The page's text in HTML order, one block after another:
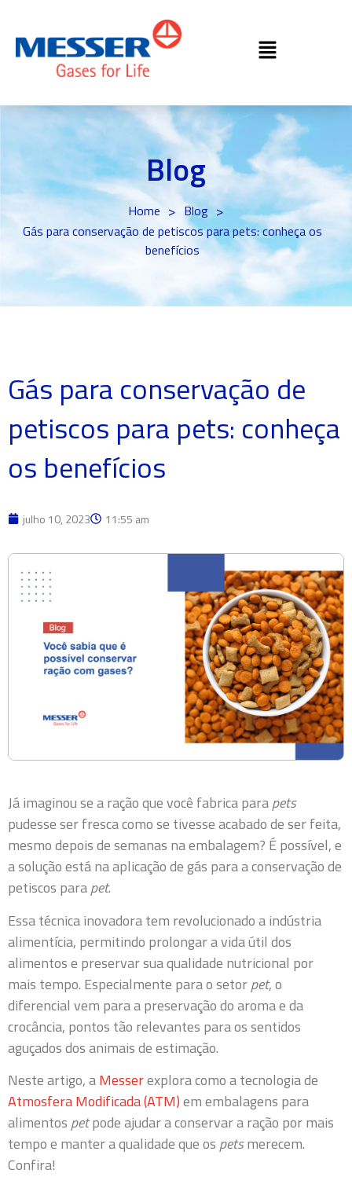
Blog
Home > Blog >
Gás para conservação de petiscos para pets: conheça os
benefícios
Gás para conservação de
petiscos para pets: conheça
os benefícios
julho 10, 2023 11:55 am
Já imaginou se a ração que você fabrica parapets
pudesse ser fresca como se tivesse acabado de ser feita,
mesmo depois de semanas na embalagem? É possível, e
a solução está na aplicação de gás para a conservação de
petiscos parapet.
Essa técnica inovadora tem revolucionado a indústria
alimentícia, permitindo prolongar a vida útil dos
alimentos e preservar sua qualidade nutricional por
mais tempo. Especialmente para o setorpet, o
diferencial vem para a preservação do aroma e da
crocância, pontos tão relevantes para os sentidos
aguçados dos animais de estimação.
Neste artigo, aMesserexplora como a tecnologia de
Atmosfera Modificada (ATM)em embalagens para
alimentos petpode ajudar a conservar a ração por mais
tempo e manter a qualidade que os petsmerecem.
Confira!